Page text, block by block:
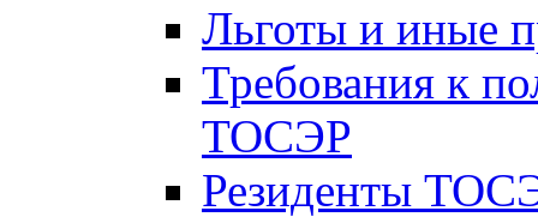
Льготы и иные
Требования к
ТОСЭР
Резиденты